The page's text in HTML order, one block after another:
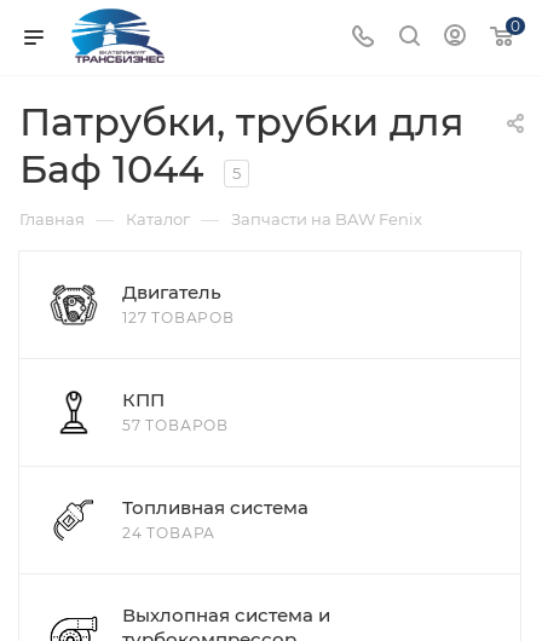
0
Патрубки, трубки для
Баф 1044
5
Главная — Каталог — Запчасти на BAW Fenix
Двигатель
127 ТОВАРОВ
КПП
57 ТОВАРОВ
Топливная система
24 ТОВАРА
Выхлопная система и